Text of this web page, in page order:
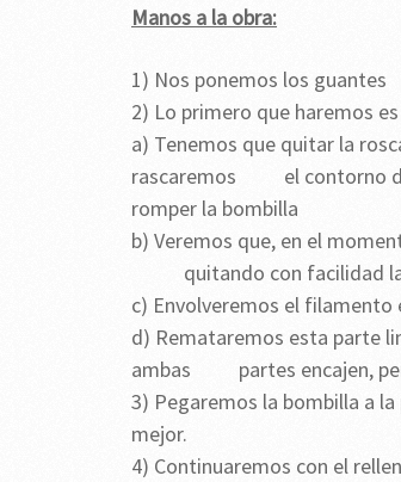
Manos a la obra:
1) Nos ponemos los guantes
2) Lo primero que haremos
a) Tenemos que quitar la
rascaremos el contorno de
romper la bombilla
b) Veremos que, en el
quitando con facilidad la
c) Envolveremos el filamento
d) Remataremos esta parte
ambas partes encajen,
3) Pegaremos la bombilla a
mejor.
4) Continuaremos con el